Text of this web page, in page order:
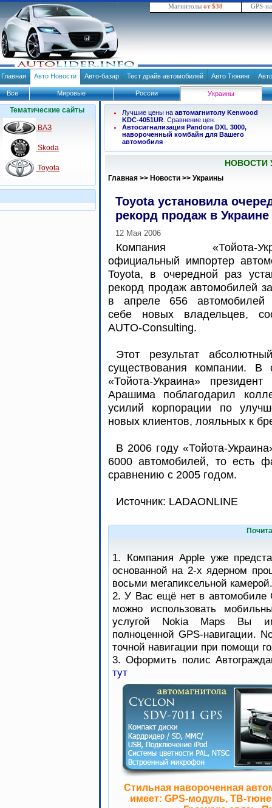
Магнитолы от $38 GPS-
Главная Авто Новости Авто-базар Тест драйв автомобилей Авто Тюнинг
Все Мировые России Украины
Тематические сайты
ВАЗ
Skoda
Toyota
Лучшие цены на автомагнитолу Kenwood
KDC-4051UR . Сравнение цен.
Автосигнализация Pandora DXL 3000,
навороченный комбайн для Вашего
автомобиля
НОВОСТИ
Главная >> Новости >> Украины
Toyota установила
рекорд продаж в Украине
12 Мая 2006
Компания «Тойота-
официальный импортер
Toyota, в очередной раз
рекорд продаж автомобилей
в апреле 656 автомобилей
себе новых владельцев,
AUTO-Consulting.
Этот результат
существования компании.
«Тойота-Украина»
Арашима поблагодарил
усилий корпорации по
новых клиентов, лояльных к
В 2006 году «Тойота-
6000 автомобилей, то есть
сравнению с 2005 годом.
Источник: LADAONLINE
1. Компания Apple уже
основанной на 2-х ядерном
восьми мегапиксельной камерой.
2. У Вас ещё нет в автомобиле
можно использовать
услугой Nokia Maps Вы
полноценной GPS-навигации.
точной навигации при помощи
3. Оформить полис
тут
Стильная навороченная
имеет: GPS-модуль, ТВ-